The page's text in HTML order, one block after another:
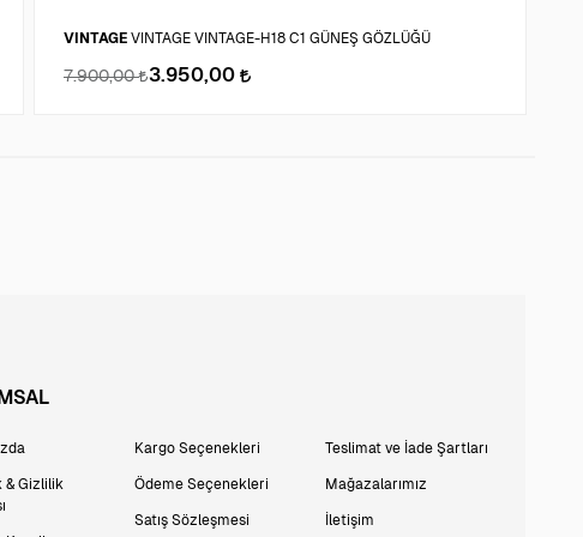
VINTAGE VINTAGE VINTAGE-H18 C1 GÜNEŞ GÖZLÜĞÜ
7.900,00 3.950,00
& Gizlilik
Kargo Seçenekleri
Ödeme Seçenekleri
Satış Sözleşmesi
Teslimat ve İade Şartları
Mağazalarımız
İletişim